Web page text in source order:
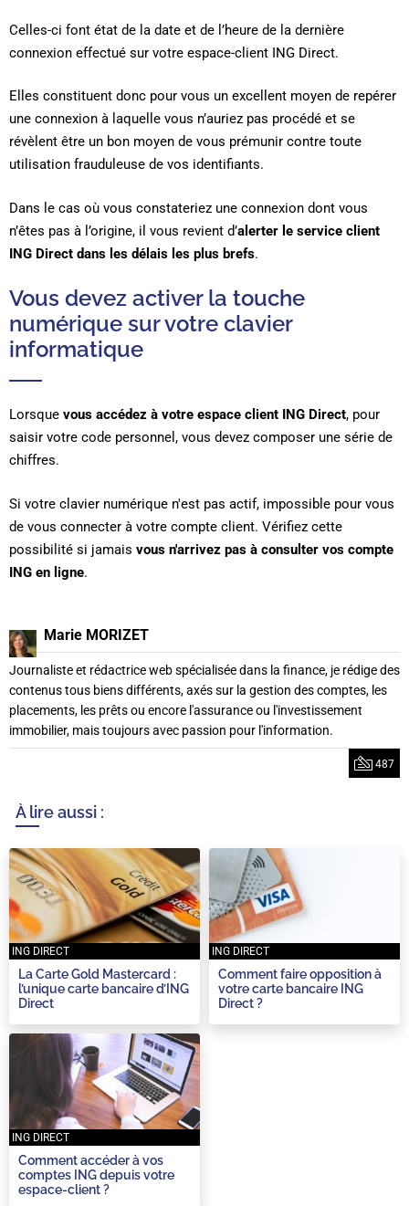
Celles-ci font état de la date et de l’heure de la dernière
connexion effectué sur votre espace-client ING Direct.
Elles constituent donc pour vous un excellent moyen de repérer
une connexion à laquelle vous n’auriez pas procédé et se
révèlent être un bon moyen de vous prémunir contre toute
utilisation frauduleuse de vos identifiants.
Dans le cas où vous constateriez une connexion dont vous
n’êtes pas à l’origine, il vous revient d’alerter le service client
ING Direct dans les délais les plus brefs.
Vous devez activer la touche
numérique sur votre clavier
informatique
Lorsque vous accédez à votre espace client ING Direct, pour
saisir votre code personnel, vous devez composer une série de
chiffres.
Si votre clavier numérique n'est pas actif, impossible pour vous
de vous connecter à votre compte client. Vérifiez cette
possibilité si jamais vous n'arrivez pas à consulter vos compte
ING en ligne.
Marie MORIZET
Journaliste et rédactrice web spécialisée dans la finance, je rédige des
contenus tous biens différents, axés sur la gestion des comptes, les
placements, les prêts ou encore l'assurance ou l'investissement
immobilier, mais toujours avec passion pour l'information.
487
À lire aussi :
La Carte Gold Mastercard :
l’unique carte bancaire d’ING
Direct
ING DIRECT
Comment faire opposition à
votre carte bancaire ING
Direct ?
ING DIRECT
Comment accéder à vos
comptes ING depuis votre
espace-client ?
ING DIRECT